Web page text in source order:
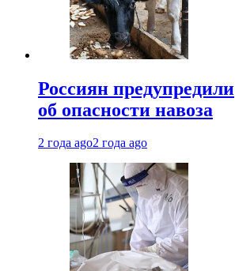
Россиян предупредили
об опасности навоза
2 года ago2 года ago